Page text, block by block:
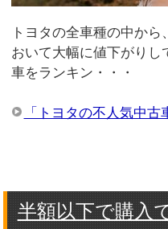
トヨタの全車種の中か
おいて大幅に値下がりし
車をランキン・・・
「トヨタの不人気中
半額以下で購入